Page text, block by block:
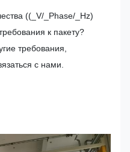
((_V/_Phase/_Hz)
к пакету?
требования,
с нами.